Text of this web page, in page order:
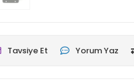
Tavsiye Et Yorum Yaz